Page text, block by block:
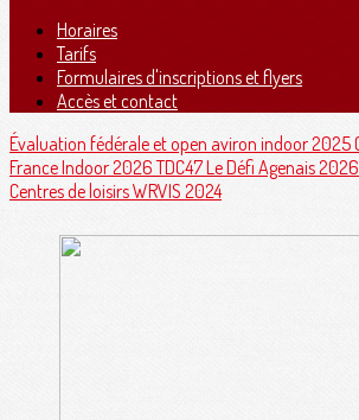
Horaires
Tarifs
Formulaires d'inscriptions et flyers
Accès et contact
Évaluation fédérale et open aviron indoor 2025
France Indoor 2026TDC47Le Défi Agenais 2026
Centres de loisirsWRVIS 2024